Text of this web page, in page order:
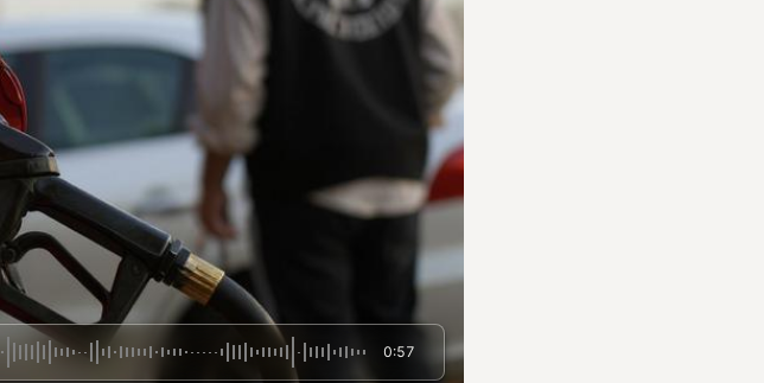
0:57